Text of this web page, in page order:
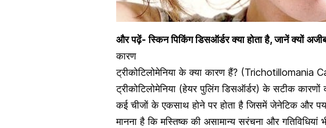
और पढ़ें-स्किन पिकिंग डिसऑर्डर क्या होता है, जानें क्यों
कारण
ट्रीकोटिलोमेनिया के क्या कारण हैं? (Trichotillomania
ट्रीकोटिलोमेनिया (हेयर पुलिंग डिसऑर्डर) के सटीक
कई चीजों के एकसाथ होने पर होता है जिसमें जेनेटिक और
मानना है कि मस्तिष्क की असामान्य सरंचना और गतिविधियां